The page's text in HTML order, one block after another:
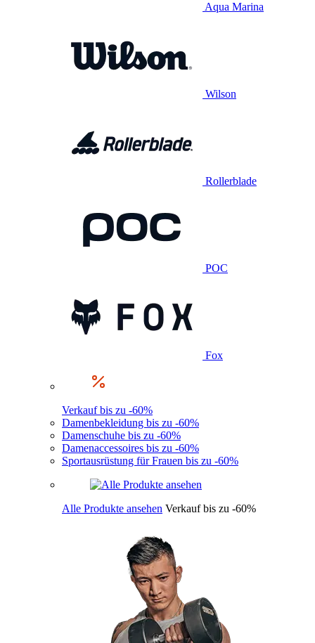
Aqua Marina
Wilson
Rollerblade
POC
Fox
Verkauf bis zu -60%
Damenbekleidung bis zu -60%
Damenschuhe bis zu -60%
Damenaccessoires bis zu -60%
Sportausrüstung für Frauen bis zu -60%
Alle Produkte ansehen Verkauf bis zu -60%